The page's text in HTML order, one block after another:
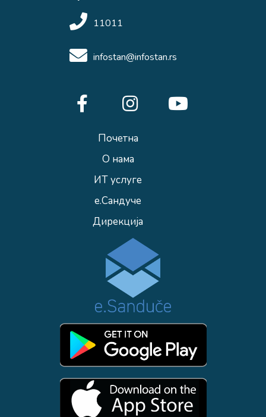
11011
infostan@infostan.rs
Почетна
О нама
ИТ услуге
е.Сандуче
Дирекција